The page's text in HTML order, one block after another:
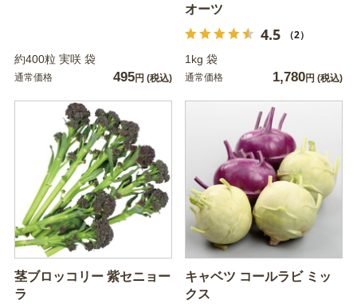
約400粒 実咲 袋
通常価格 495円 (税込)
オーツ
4.5 （2）
1kg 袋
通常価格 1,780円 (税込)
茎ブロッコリー 紫セニョー
ラ
キャベツ コールラビ ミッ
クス